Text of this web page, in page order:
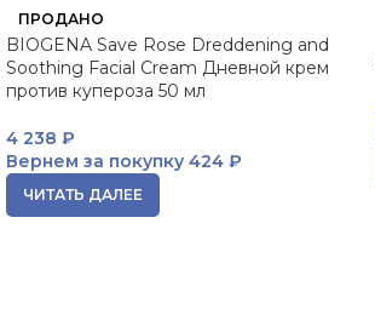
ПРОДАНО
BIOGENA Save Rose Dreddening and
Soothing Facial Cream Дневной крем
против купероза 50 мл
4 238 ₽
Вернем за покупку 424 ₽
ЧИТАТЬ ДАЛЕЕ